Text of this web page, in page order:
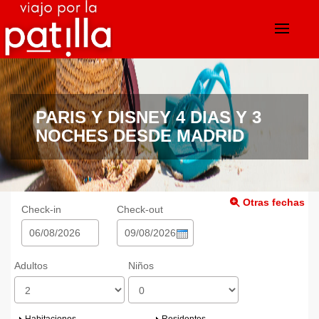
PARIS Y DISNEY 4 DIAS Y 3
NOCHES DESDE MADRID
Otras fechas
Check-in
Date
Check-out
Date
Adultos Niños